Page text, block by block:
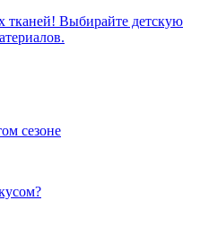
тканей! Выбирайте детскую
сезоне